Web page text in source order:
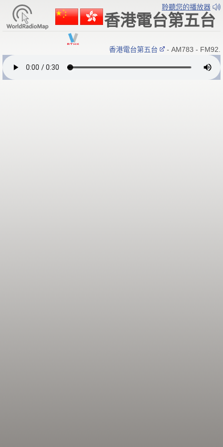
聆聽您的播放器
香港電台第五台
香港電台第五台 - AM783 -